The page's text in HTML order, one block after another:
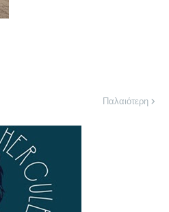
Παλαιότερη